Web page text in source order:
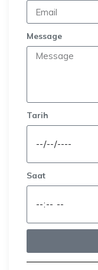
Message
Tarih
Saat